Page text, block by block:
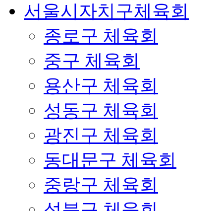
서울시자치구체육회
종로구 체육회
중구 체육회
용산구 체육회
성동구 체육회
광진구 체육회
동대문구 체육회
중랑구 체육회